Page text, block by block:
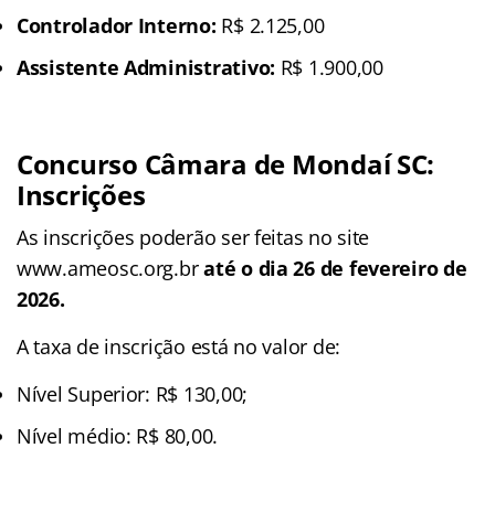
Controlador Interno: R$ 2.125,00
Assistente Administrativo: R$ 1.900,00
Concurso Câmara de Mondaí SC:
Inscrições
As inscrições poderão ser feitas no site
www.ameosc.org.braté o dia 26 de fevereiro de
2026.
A taxa de inscrição está no valor de:
Nível Superior: R$ 130,00;
Nível médio: R$ 80,00.